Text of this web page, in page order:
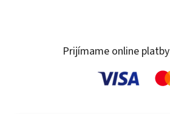
Prijímame online platby